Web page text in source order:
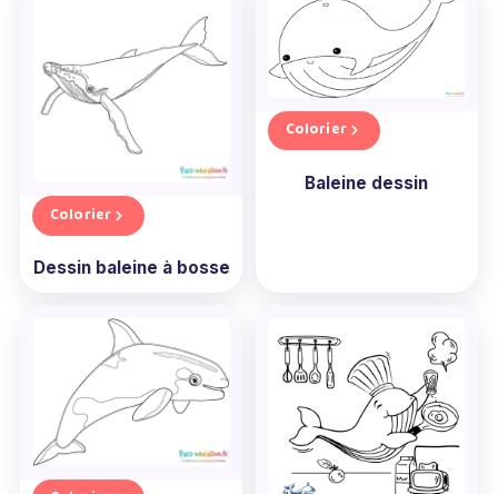
Colorier
Dessin baleine à bosse
Colorier
Baleine dessin